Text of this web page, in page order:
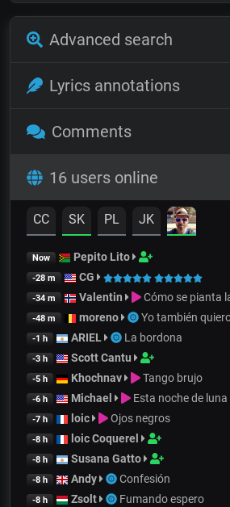
Advanced search
Lyrics annotations
Comments
16 users online
CC SK PL JK
Now Pepito Lito
-28 m CG
-34 m Valentin Cómo se pianta
-48 m moreno Yo también
-1 h ARIEL La bordona
-3 h Scott Cantu
-5 h Khochnav Tango brujo
-6 h Michael Esta noche de luna
-7 h loic Ojos negros
-8 h loic Coquerel
-8 h Susana Gatto
-8 h Andy Confesión
-8 h Zsolt Fumando espero